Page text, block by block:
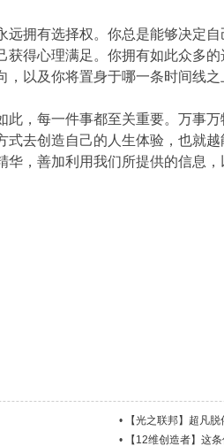
拥有选择权。你总是能够决定
得心理满足。你拥有如此众多
以及你将置身于哪一条时间线之
，每一件事都至关重要。万事
去创造自己的人生体验，也就
，善加利用我们所提供的信息
•
【光之联邦】超凡脱
• 【12维创造者】这